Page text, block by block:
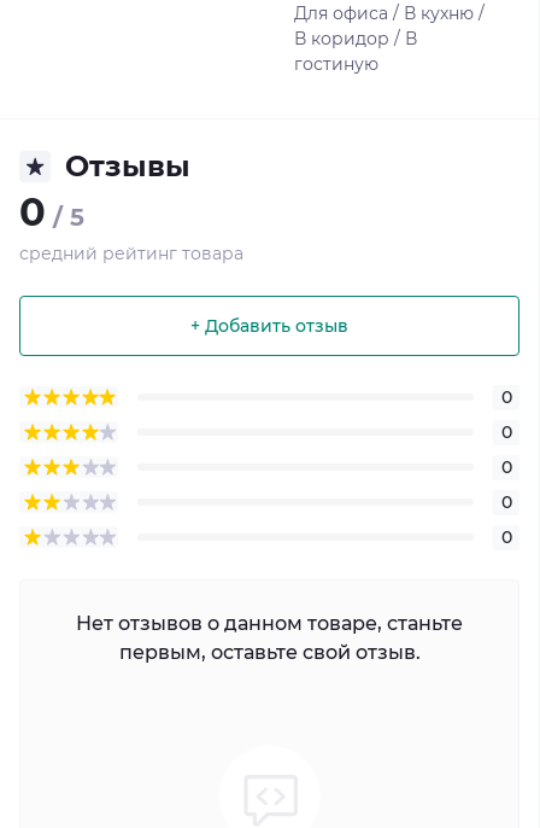
Для офиса / В кухню /
В коридор / В
гостиную
Отзывы
0 / 5
средний рейтинг товара
+ Добавить отзыв
0
0
0
0
0
Нет отзывов о данном товаре, станьте
первым, оставьте свой отзыв.